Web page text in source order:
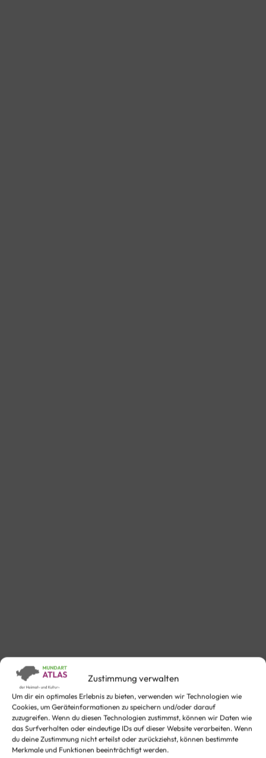
Zustimmung verwalten
Um dir ein optimales Erlebnis zu bieten, verwenden wir Technologien wie
Cookies, um Geräteinformationen zu speichern und/oder darauf
zuzugreifen. Wenn du diesen Technologien zustimmst, können wir Daten wie
das Surfverhalten oder eindeutige IDs auf dieser Website verarbeiten. Wenn
du deine Zustimmung nicht erteilst oder zurückziehst, können bestimmte
Merkmale und Funktionen beeinträchtigt werden.